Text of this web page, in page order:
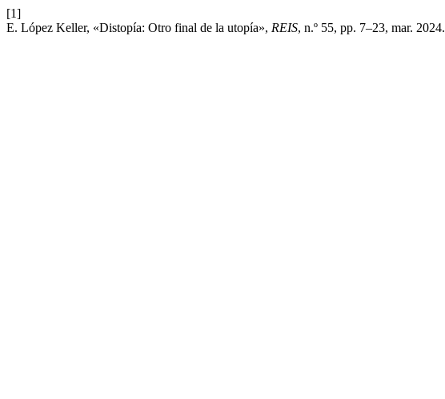
[1]
E. López Keller, «Distopía: Otro final de la utopía», REIS, n.º 55, pp. 7–23, mar. 2024.